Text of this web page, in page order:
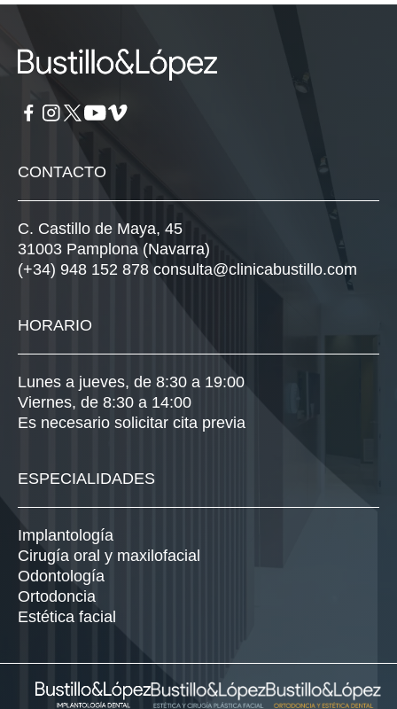
CONTACTO
C. Castillo de Maya, 45
31003 Pamplona (Navarra)
(+34) 948 152 878 consulta@clinicabustillo.com
HORARIO
Lunes a jueves, de 8:30 a 19:00
Viernes, de 8:30 a 14:00
Es necesario solicitar cita previa
ESPECIALIDADES
Implantología
Cirugía oral y maxilofacial
Odontología
Ortodoncia
Estética facial